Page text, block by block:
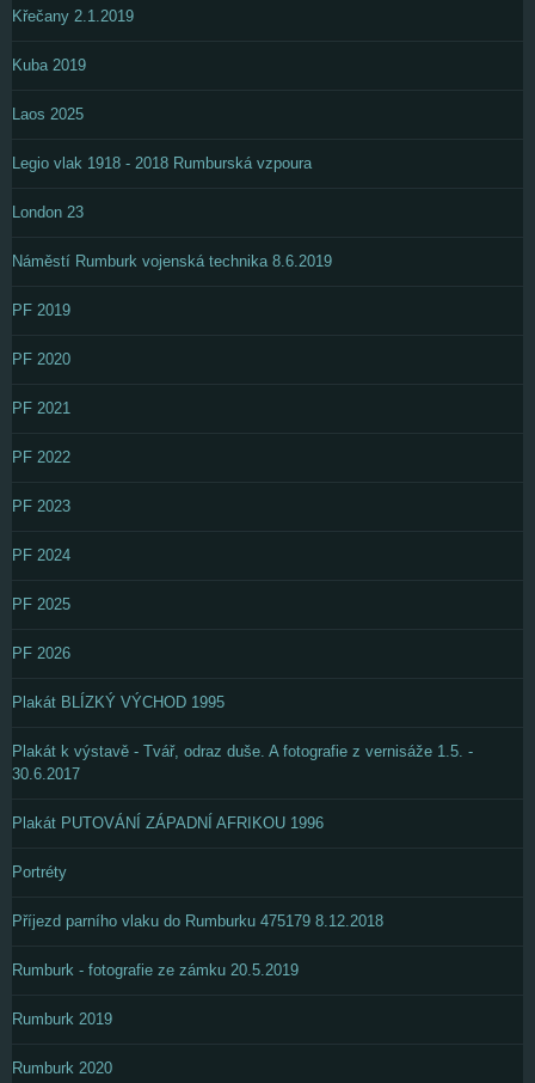
Křečany 2.1.2019
Kuba 2019
Laos 2025
Legio vlak 1918 - 2018 Rumburská vzpoura
London 23
Náměstí Rumburk vojenská technika 8.6.2019
PF 2019
PF 2020
PF 2021
PF 2022
PF 2023
PF 2024
PF 2025
PF 2026
Plakát BLÍZKÝ VÝCHOD 1995
Plakát k výstavě - Tvář, odraz duše. A fotografie z vernisáže 1.5. -
30.6.2017
Plakát PUTOVÁNÍ ZÁPADNÍ AFRIKOU 1996
Portréty
Příjezd parního vlaku do Rumburku 475179 8.12.2018
Rumburk - fotografie ze zámku 20.5.2019
Rumburk 2019
Rumburk 2020